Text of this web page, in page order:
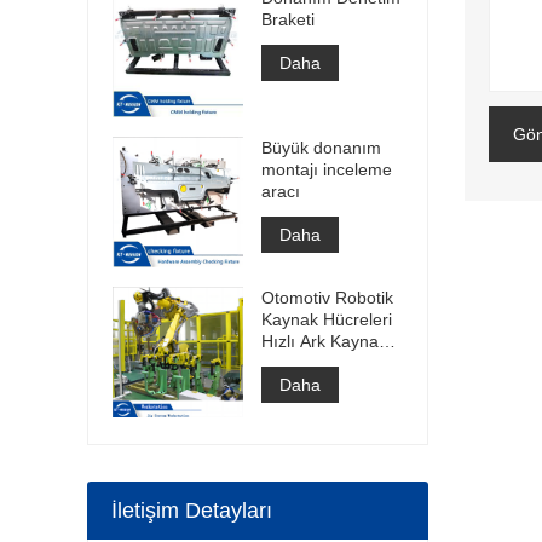
Braketi
Daha
Büyük donanım
montajı inceleme
aracı
Daha
Otomotiv Robotik
Kaynak Hücreleri
Hızlı Ark Kaynak
Hücresi Punta
Kaynak Hücresi
İnşaatı
Daha
İletişim Detayları